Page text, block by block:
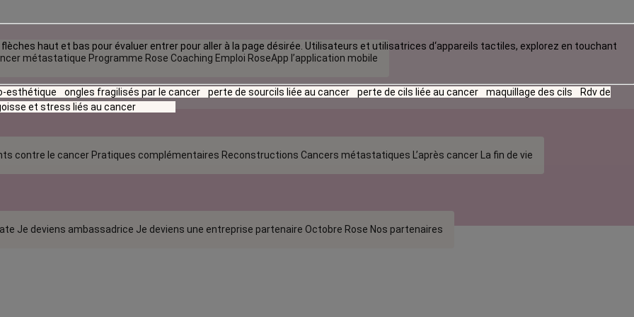
métastatique Programme Rose Coaching Emploi RoseApp l’application mobile
contre le cancer Pratiques complémentaires Reconstructions Cancers métastatiques L’après cancer La fin de vie
Je deviens ambassadrice Je deviens une entreprise partenaire Octobre Rose Nos partenaires
haut et bas pour évaluer entrer pour aller à la page désirée. Utilisateurs et utilisatrices d‘appareils tactiles, explorez en touchant
esthétique ongles fragilisés par le cancer perte de sourcils liée au cancer perte de cils liée au cancer maquillage des cils
Rdv de
et stress liés au cancer